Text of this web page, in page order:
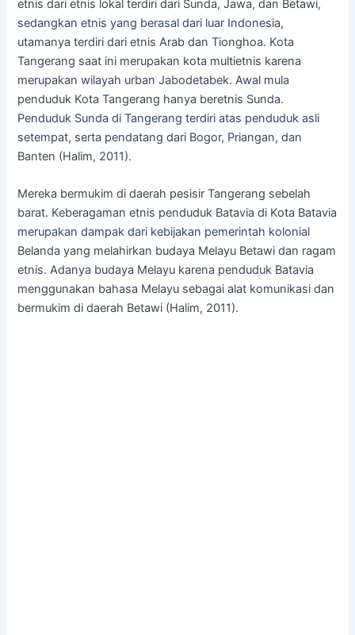
etnis dari etnis lokal terdiri dari Sunda, Jawa, dan Betawi,
sedangkan etnis yang berasal dari luar Indonesia,
utamanya terdiri dari etnis Arab dan Tionghoa. Kota
Tangerang saat ini merupakan kota multietnis karena
merupakan wilayah urban Jabodetabek. Awal mula
penduduk Kota Tangerang hanya beretnis Sunda.
Penduduk Sunda di Tangerang terdiri atas penduduk asli
setempat, serta pendatang dari Bogor, Priangan, dan
Banten (Halim, 2011).
Mereka bermukim di daerah pesisir Tangerang sebelah
barat. Keberagaman etnis penduduk Batavia di Kota Batavia
merupakan dampak dari kebijakan pemerintah kolonial
Belanda yang melahirkan budaya Melayu Betawi dan ragam
etnis. Adanya budaya Melayu karena penduduk Batavia
menggunakan bahasa Melayu sebagai alat komunikasi dan
bermukim di daerah Betawi (Halim, 2011).